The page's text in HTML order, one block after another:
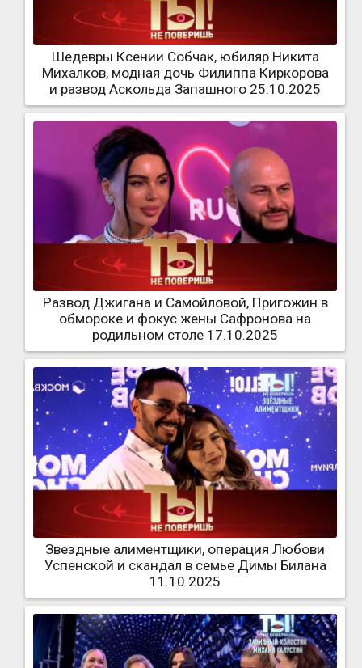
Шедевры Ксении Собчак, юбиляр Никита
Михалков, модная дочь Филиппа Киркорова
и развод Аскольда Запашного 25.10.2025
Развод Джигана и Самойловой, Пригожин в
обмороке и фокус жены Сафронова на
родильном столе 17.10.2025
Звездные алиментщики, операция Любови
Успенской и скандал в семье Димы Билана
11.10.2025